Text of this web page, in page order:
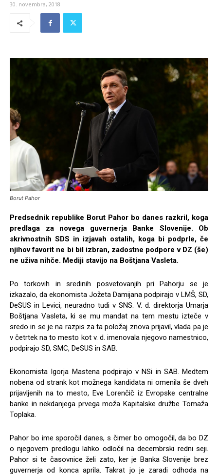
30. novembra, 2018
Borut Pahor
Predsednik republike Borut Pahor bo danes razkril, koga
predlaga za novega guvernerja Banke Slovenije. Ob
skrivnostnih SDS in izjavah ostalih, koga bi podprle, če
njihov favorit ne bi bil izbran, zadostne podpore v DZ (še)
ne uživa nihče. Mediji stavijo na Boštjana Vasleta.
Po torkovih in sredinih posvetovanjih pri Pahorju se je
izkazalo, da ekonomista Jožeta Damijana podpirajo v LMŠ, SD,
DeSUS in Levici, neuradno tudi v SNS. V. d. direktorja Umarja
Boštjana Vasleta, ki se mu mandat na tem mestu izteče v
sredo in se je na razpis za ta položaj znova prijavil, vlada pa je
v četrtek na to mesto kot v. d. imenovala njegovo namestnico,
podpirajo SD, SMC, DeSUS in SAB.
Ekonomista Igorja Mastena podpirajo v NSi in SAB. Medtem
nobena od strank kot možnega kandidata ni omenila še dveh
prijavljenih na to mesto, Eve Lorenčič iz Evropske centralne
banke in nekdanjega prvega moža Kapitalske družbe Tomaža
Toplaka.
Pahor bo ime sporočil danes, s čimer bo omogočil, da bo DZ
o njegovem predlogu lahko odločil na decembrski redni seji.
Pahor si te časovnice želi zato, ker je Banka Slovenije brez
guvernerja od konca aprila. Takrat jo je zaradi odhoda na